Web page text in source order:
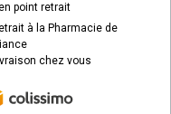
point retrait
à la Pharmacie de
chez vous